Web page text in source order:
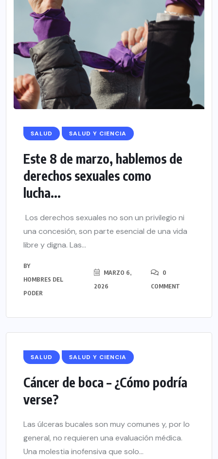
SALUD SALUD Y CIENCIA
Este 8 de marzo, hablemos de
derechos sexuales como
lucha...
Los derechos sexuales no son un privilegio ni
una concesión, son parte esencial de una vida
libre y digna. Las...
BY
HOMBRES DEL
PODER
MARZO 6,
2026
0
COMMENT
SALUD SALUD Y CIENCIA
Cáncer de boca – ¿Cómo podría
verse?
Las úlceras bucales son muy comunes y, por lo
general, no requieren una evaluación médica.
Una molestia inofensiva que solo...